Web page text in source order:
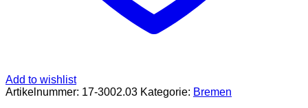
Add to wishlist
Artikelnummer: 17-3002.03 Kategorie: Bremen